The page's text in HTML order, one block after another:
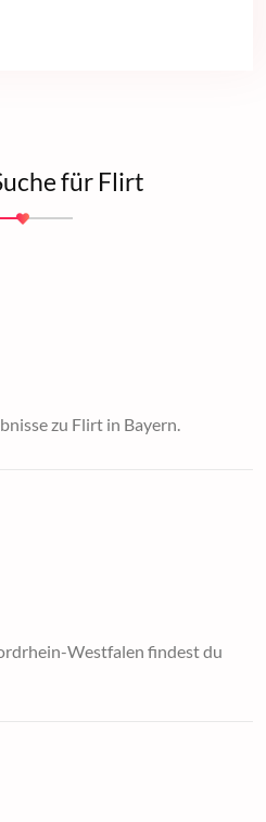
für Flirt
zu Flirt in Bayern.
Westfalen findest du